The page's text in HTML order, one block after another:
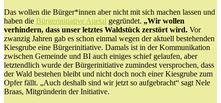
Das wollen die Bürger*innen aber nicht mit sich machen lassen und
haben die Bürgerinitiative Auetal gegründet. „Wir wollen
verhindern, dass unser letztes Waldstück zerstört wird. Vor
zwanzig Jahren gab es schon einmal wegen der aktuell bestehenden
Kiesgrube eine Bürgerinitiative. Damals ist in der Kommunikation
zwischen Gemeinde und BI auch einiges schief gelaufen, aber
letztendlich wurde der Bürgerinitiative zumindest versprochen, dass
der Wald bestehen bleibt und nicht doch noch einer Kiesgrube zum
Opfer fällt. „Auch deshalb sind wir jetzt so aufgebracht“ sagt Nele
Braas, Mitgründerin der Initiative.